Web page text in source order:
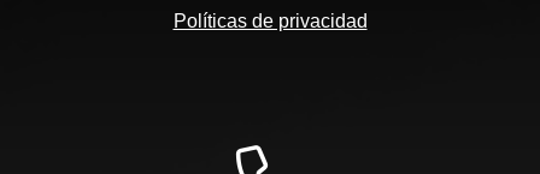
Políticas de privacidad